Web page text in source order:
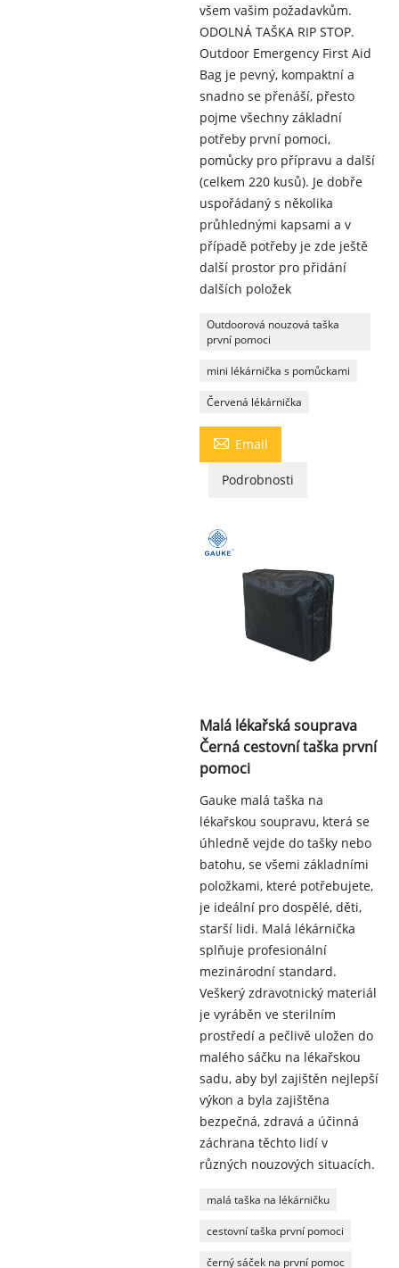
všem vašim požadavkům.
ODOLNÁ TAŠKA RIP STOP.
Outdoor Emergency First Aid
Bag je pevný, kompaktní a
snadno se přenáší, přesto
pojme všechny základní
potřeby první pomoci,
pomůcky pro přípravu a další
(celkem 220 kusů). Je dobře
uspořádaný s několika
průhlednými kapsami a v
případě potřeby je zde ještě
další prostor pro přidání
dalších položek
Outdoorová nouzová taška
první pomoci
mini lékárnička s pomůckami
Červená lékárnička
 Email
Podrobnosti
Malá lékařská souprava
Černá cestovní taška první
pomoci
Gauke malá taška na
lékařskou soupravu, která se
úhledně vejde do tašky nebo
batohu, se všemi základními
položkami, které potřebujete,
je ideální pro dospělé, děti,
starší lidi. Malá lékárnička
splňuje profesionální
mezinárodní standard.
Veškerý zdravotnický materiál
je vyráběn ve sterilním
prostředí a pečlivě uložen do
malého sáčku na lékařskou
sadu, aby byl zajištěn nejlepší
výkon a byla zajištěna
bezpečná, zdravá a účinná
záchrana těchto lidí v
různých nouzových situacích.
malá taška na lékárničku
cestovní taška první pomoci
černý sáček na první pomoc